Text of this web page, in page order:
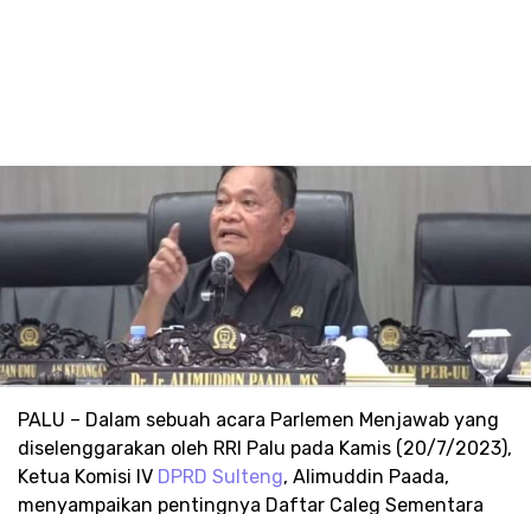
PALU – Dalam sebuah acara Parlemen Menjawab yang
diselenggarakan oleh RRI Palu pada Kamis (20/7/2023),
Ketua Komisi IV DPRD Sulteng, Alimuddin Paada,
menyampaikan pentingnya Daftar Caleg Sementara